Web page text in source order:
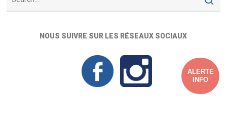
NOUS SUIVRE SUR LES RÉSEAUX SOCIAUX
ALERTE
INFO